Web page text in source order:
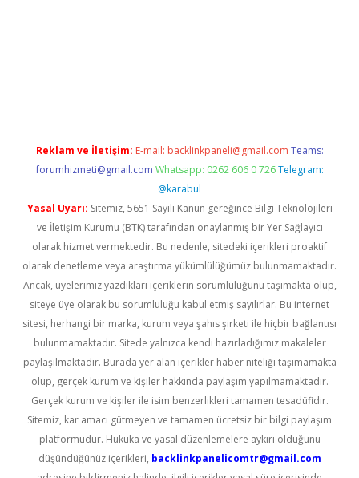
Reklam ve İletişim: E-mail: backlinkpaneli@gmail.com Teams:
forumhizmeti@gmail.com Whatsapp: 0262 606 0 726 Telegram:
@karabul
Yasal Uyarı: Sitemiz, 5651 Sayılı Kanun gereğince Bilgi Teknolojileri
ve İletişim Kurumu (BTK) tarafından onaylanmış bir Yer Sağlayıcı
olarak hizmet vermektedir. Bu nedenle, sitedeki içerikleri proaktif
olarak denetleme veya araştırma yükümlülüğümüz bulunmamaktadır.
Ancak, üyelerimiz yazdıkları içeriklerin sorumluluğunu taşımakta olup,
siteye üye olarak bu sorumluluğu kabul etmiş sayılırlar. Bu internet
sitesi, herhangi bir marka, kurum veya şahıs şirketi ile hiçbir bağlantısı
bulunmamaktadır. Sitede yalnızca kendi hazırladığımız makaleler
paylaşılmaktadır. Burada yer alan içerikler haber niteliği taşımamakta
olup, gerçek kurum ve kişiler hakkında paylaşım yapılmamaktadır.
Gerçek kurum ve kişiler ile isim benzerlikleri tamamen tesadüfidir.
Sitemiz, kar amacı gütmeyen ve tamamen ücretsiz bir bilgi paylaşım
platformudur. Hukuka ve yasal düzenlemelere aykırı olduğunu
düşündüğünüz içerikleri, backlinkpanelicomtr@gmail.com